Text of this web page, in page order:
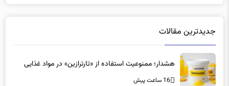
جدیدترین مقالات
هشدار؛ ممنوعیت استفاده از «تارترازین» در مواد غذایی
16 ساعت پیش